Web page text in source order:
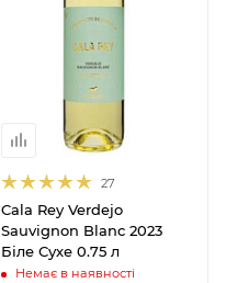
27
Cala Rey Verdejo
Sauvignon Blanc 2023
Біле Сухе 0.75 л
Немає в наявності